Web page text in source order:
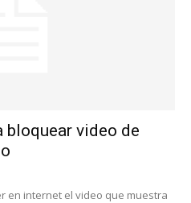
bloquear video de
en internet el video que muestra